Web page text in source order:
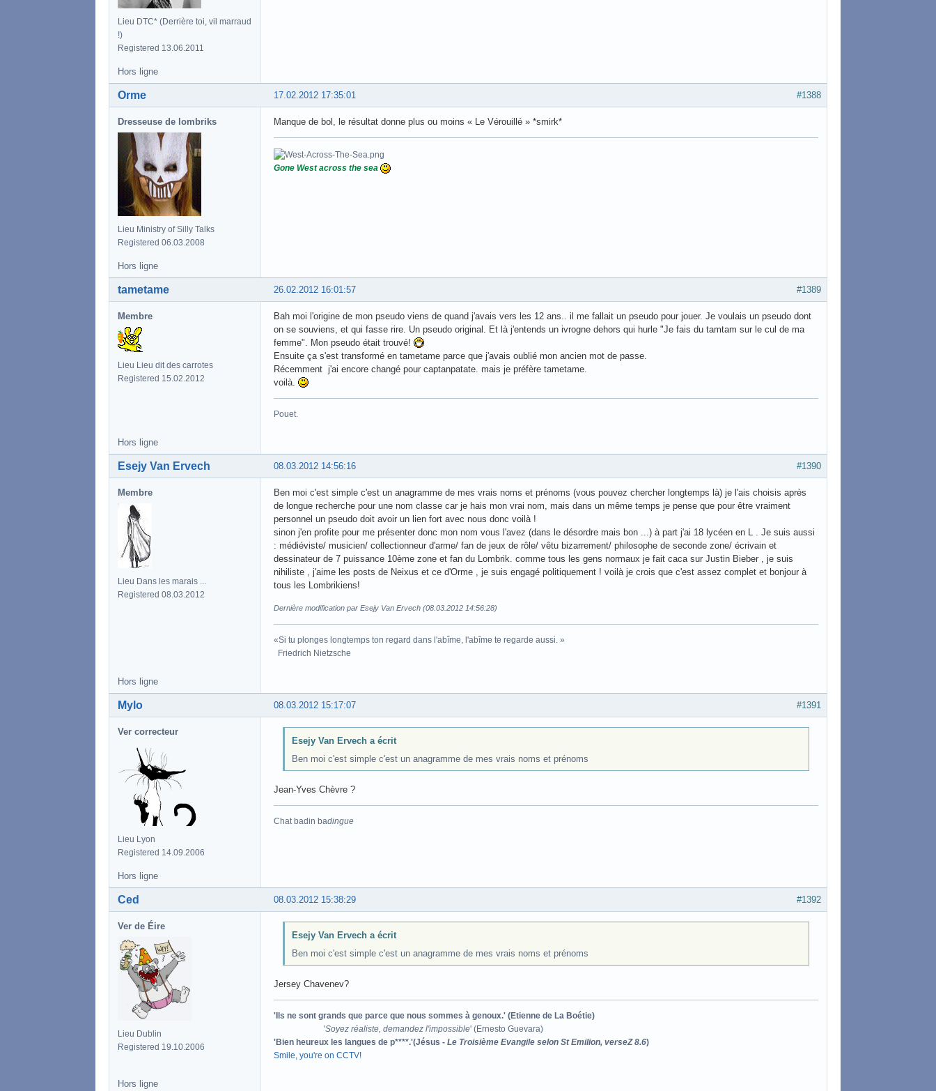
Lieu DTC* (Derrière toi, vil marraud
!)
Registered 13.06.2011
Hors ligne
#1388
17.02.2012 17:35:01
Orme
Dresseuse de lombriks
Lieu Ministry of Silly Talks
Registered 06.03.2008
Manque de bol, le résultat donne plus ou moins « Le Vérouillé » *smirk*
Gone West across the sea
Hors ligne
#1389
26.02.2012 16:01:57
tametame
Membre
Lieu Lieu dit des carrotes
Registered 15.02.2012
Bah moi l'origine de mon pseudo viens de quand j'avais vers les 12 ans.. il me fallait un pseudo pour jouer. Je voulais un pseudo dont
on se souviens, et qui fasse rire. Un pseudo original. Et là j'entends un ivrogne dehors qui hurle "Je fais du tamtam sur le cul de ma
femme". Mon pseudo était trouvé!
Ensuite ça s'est transformé en tametame parce que j'avais oublié mon ancien mot de passe.
Récemment j'ai encore changé pour captanpatate. mais je préfère tametame.
voilà.
Pouet.
Hors ligne
#1390
08.03.2012 14:56:16
Esejy Van Ervech
Membre
Lieu Dans les marais ...
Registered 08.03.2012
Ben moi c'est simple c'est un anagramme de mes vrais noms et prénoms (vous pouvez chercher longtemps là) je l'ais choisis après
de longue recherche pour une nom classe car je hais mon vrai nom, mais dans un même temps je pense que pour être vraiment
personnel un pseudo doit avoir un lien fort avec nous donc voilà !
sinon j'en profite pour me présenter donc mon nom vous l'avez (dans le désordre mais bon ...) à part j'ai 18 lycéen en L . Je suis aussi
: médiéviste/ musicien/ collectionneur d'arme/ fan de jeux de rôle/ vêtu bizarrement/ philosophe de seconde zone/ écrivain et
dessinateur de 7 puissance 10ème zone et fan du Lombrik. comme tous les gens normaux je fait caca sur Justin Bieber , je suis
nihiliste , j'aime les posts de Neixus et ce d'Orme , je suis engagé politiquement ! voilà je crois que c'est assez complet et bonjour à
tous les Lombrikiens!
Dernière modification par Esejy Van Ervech (08.03.2012 14:56:28)
«Si tu plonges longtemps ton regard dans l'abîme, l'abîme te regarde aussi. »
Friedrich Nietzsche
Hors ligne
#1391
08.03.2012 15:17:07
Mylo
Ver correcteur
Lieu Lyon
Registered 14.09.2006
Esejy Van Ervech a écrit
Ben moi c'est simple c'est un anagramme de mes vrais noms et prénoms
Jean-Yves Chèvre ?
Chat badin badingue
Hors ligne
#1392
08.03.2012 15:38:29
Ced
Ver de Éire
Lieu Dublin
Registered 19.10.2006
Esejy Van Ervech a écrit
Ben moi c'est simple c'est un anagramme de mes vrais noms et prénoms
Jersey Chavenev?
'Ils ne sont grands que parce que nous sommes à genoux.' (Etienne de La Boétie)
'Soyez réaliste, demandez l'impossible' (Ernesto Guevara)
'Bien heureux les langues de p****.'(Jésus - Le Troisième Evangile selon St Emilion, verseZ 8.6)
Smile, you're on CCTV!
Hors ligne